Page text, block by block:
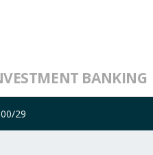
BANKING
29